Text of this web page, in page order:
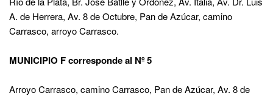
A. de Herrera, Av. 8 de Octubre, Pan de Azúcar, camino
Carrasco, arroyo Carrasco.
MUNICIPIO F corresponde al Nº 5
Arroyo Carrasco, camino Carrasco, Pan de Azúcar, Av. 8 de